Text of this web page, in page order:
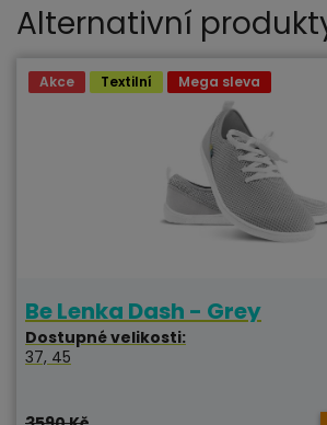
Alternativní
Be Lenka Dash - Grey
Dostupné velikosti:
37, 45
Akce Textilní Mega sleva